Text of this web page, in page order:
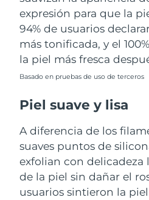
expresión para que la
94% de usuarios
más tonificada, y el
la piel más fresca
Basado en pruebas de uso de terceros
Piel suave y lisa
A diferencia de los
suaves puntos de
exfolian con delicadeza
de la piel sin dañar el
usuarios sintieron la
Reino Unido
Estados Unidos
Uzbekistán